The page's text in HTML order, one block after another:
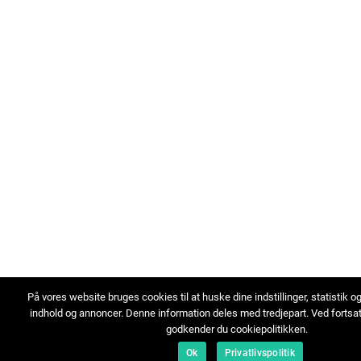
På vores website bruges cookies til at huske dine indstillinger, statistik
indhold og annoncer. Denne information deles med tredjepart. Ved
godkender du cookiepolitikken.
Ok Privatlivspolitik